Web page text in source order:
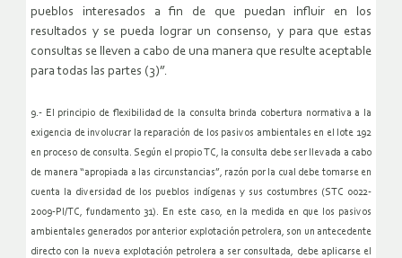
pueblos interesados a fin de que puedan influir en los
resultados y se pueda lograr un consenso, y para que estas
consultas se lleven a cabo de una manera que resulte aceptable
para todas las partes (3)”.
9.- El principio de flexibilidad de la consulta brinda cobertura normativa a la
exigencia de involucrar la reparación de los pasivos ambientales en el lote 192
en proceso de consulta. Según el propio TC, la consulta debe ser llevada a cabo
de manera “apropiada a las circunstancias”, razón por la cual debe tomarse en
cuenta la diversidad de los pueblos indígenas y sus costumbres (STC 0022-
2009-PI/TC, fundamento 31). En este caso, en la medida en que los pasivos
ambientales generados por anterior explotación petrolera, son un antecedente
directo con la nueva explotación petrolera a ser consultada, debe aplicarse el